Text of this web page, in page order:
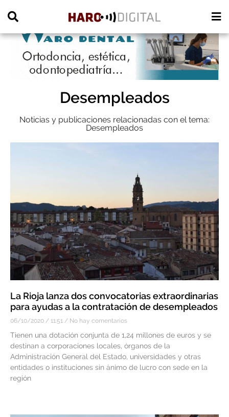
Desempleados
Noticias y publicaciones relacionadas con el tema:
Desempleados
La Rioja lanza dos convocatorias extraordinarias
para ayudas a la contratación de desempleados
06/10/2020 11:51 No hay comentarios
Tienen una dotación conjunta de 1,24 millones de euros y se
destinan a corporaciones locales, órganos de la
Administración General del Estado, universidades y otras
entidades o instituciones sin ánimo de lucro con sede en la
región